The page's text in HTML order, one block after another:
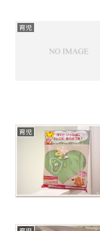
育児
育児